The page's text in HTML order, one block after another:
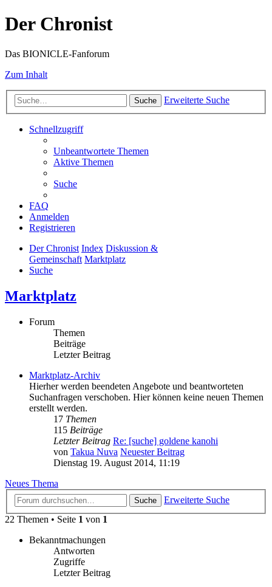
Der Chronist
Das BIONICLE-Fanforum
Zum Inhalt
Suche Erweiterte Suche
Schnellzugriff
Unbeantwortete Themen
Aktive Themen
Suche
FAQ
Anmelden
Registrieren
Der Chronist Index Diskussion &
Gemeinschaft Marktplatz
Suche
Marktplatz
Forum
Themen
Beiträge
Letzter Beitrag
Marktplatz-Archiv
Hierher werden beendeten Angebote und beantworteten
Suchanfragen verschoben. Hier können keine neuen Themen
erstellt werden.
17 Themen
115 Beiträge
Letzter Beitrag Re: [suche] goldene kanohi
von Takua Nuva Neuester Beitrag
Dienstag 19. August 2014, 11:19
Neues Thema
Suche
Erweiterte Suche
22 Themen • Seite 1 von 1
Bekanntmachungen
Antworten
Zugriffe
Letzter Beitrag